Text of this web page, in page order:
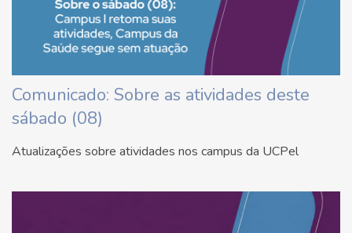
Comunicado: Sobre as atividades deste
sábado (08)
Atualizações sobre atividades nos campus da UCPel